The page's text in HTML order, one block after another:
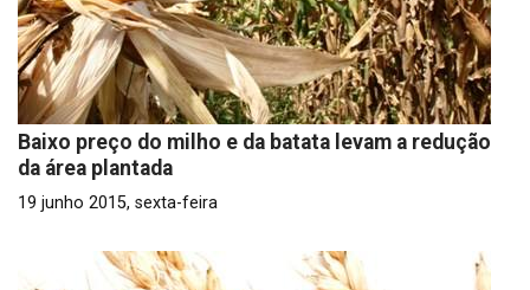
Baixo preço do milho e da batata levam a redução
da área plantada
19 junho 2015, sexta-feira